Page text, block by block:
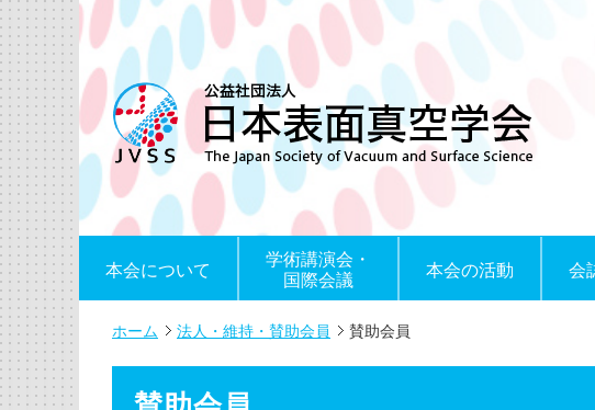
本会について
学術講演会・
国際会議
本会の活動 会
ホーム 法人・維持・賛助会員 賛助会員